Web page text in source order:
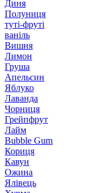
Диня
Полуниця
туті-фруті
ваніль
Вишня
Лимон
Груша
Апельсин
Яблуко
Лаванда
Чорниця
Грейпфрут
Лайм
Bubble Gum
Кориця
Кавун
Ожина
Ялівець